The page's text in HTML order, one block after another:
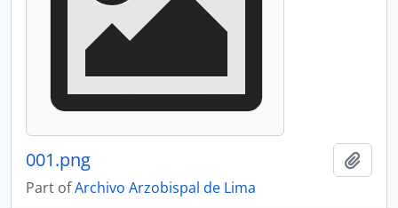
001.png
Part ofArchivo Arzobispal de Lima